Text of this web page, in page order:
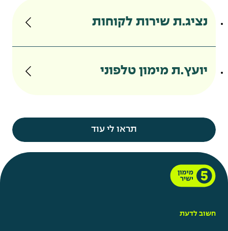
נציג.ת שירות לקוחות
יועץ.ת מימון טלפוני
תראו לי עוד
חשוב לדעת